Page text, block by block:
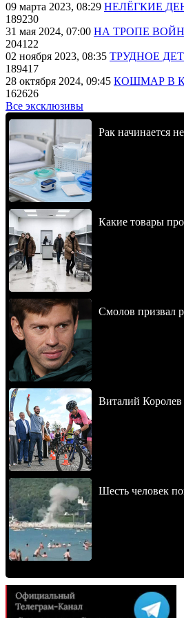
09 марта 2023, 08:29 НЕЛЁГКИЕ
189230
31 мая 2024, 07:00 НА ТРОПЕ
204122
02 ноября 2023, 08:35 ТРУДНОЕ
189417
28 октября 2024, 09:45 КОШМАР В
162626
Все эксклюзивы
Рак начинается
Какие товары
Смолов призвал
Виталий Королев
Шесть человек